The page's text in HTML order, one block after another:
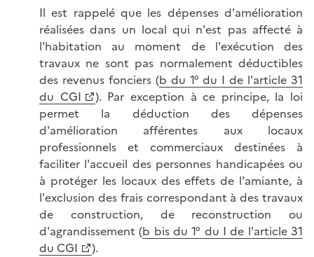
Il est rappelé que les dépenses d'amélioration
réalisées dans un local qui n'est pas affecté à
l'habitation au moment de l'exécution des
travaux ne sont pas normalement déductibles
des revenus fonciers (b du 1° du I de l'article 31
du CGI
). Par exception à ce principe, la loi
permet la déduction des dépenses
d'amélioration afférentes aux locaux
professionnels et commerciaux destinées à
faciliter l'accueil des personnes handicapées ou
à protéger les locaux des effets de l'amiante, à
l'exclusion des frais correspondant à des travaux
de construction, de reconstruction ou
d'agrandissement (b bis du 1° du I de l'article 31
du CGI
).